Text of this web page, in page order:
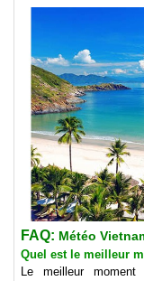
FAQ: Météo
Quel est le meilleur
Le meilleur